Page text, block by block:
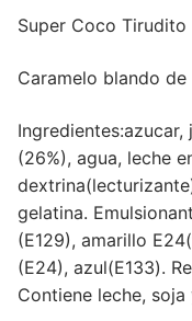
Super Coco Tirudito
Caramelo blando
(26%), agua, leche
gelatina.
(E129), amarillo
(E24), azul(E133).
Contiene leche,